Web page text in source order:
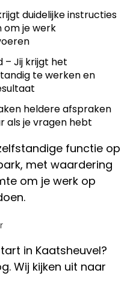
duidelijke instructies
om je werk
– Jij krijgt het
te werken en
heldere afspraken
als je vragen hebt
functie op
met waardering
om je werk op
in Kaatsheuvel?
Wij kijken uit naar